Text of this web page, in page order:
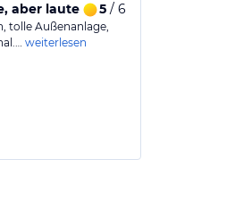
aber laute Zimmer und chaotischer
5/ 6
tolle Außenanlage,
weiterlesen